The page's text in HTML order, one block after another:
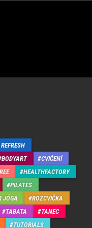
BODYART
CVIČENÍ
HEALTHFACTORY
PILATES
JÓGA
ROZCVIČKA
TABATA
TANEC
TUTORIALS